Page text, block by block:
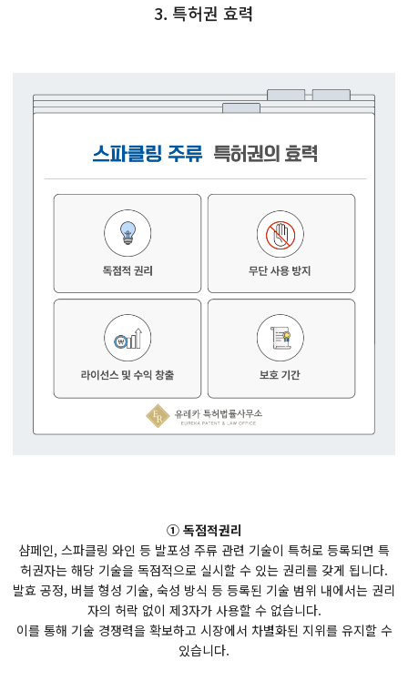
3. 특허권 효력
① 독점적권리
샴페인, 스파클링 와인 등 발포성 주류 관련 기술이 특허로 등록되면 특
허권자는 해당 기술을 독점적으로 실시할 수 있는 권리를 갖게 됩니다.
발효 공정, 버블 형성 기술, 숙성 방식 등 등록된 기술 범위 내에서는 권리
자의 허락 없이 제3자가 사용할 수 없습니다.
이를 통해 기술 경쟁력을 확보하고 시장에서 차별화된 지위를 유지할 수
있습니다.